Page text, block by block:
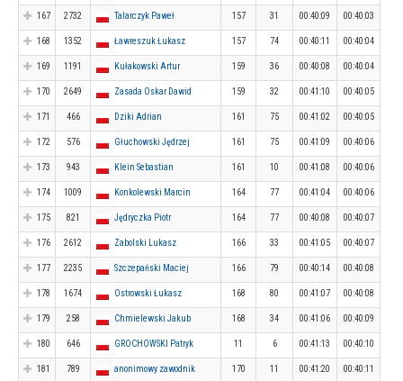
167 2732 Talarczyk Paweł 157 31 00:40:09 00:40:03
168 1352 Ławreszuk Łukasz 157 74 00:40:11 00:40:04
169 1191 Kułakowski Artur 159 36 00:40:08 00:40:04
170 2649 Zasada Oskar Dawid 159 32 00:41:10 00:40:05
171 466 Dziki Adrian 161 75 00:41:02 00:40:05
172 576 Głuchowski Jędrzej 161 75 00:41:09 00:40:06
173 943 Klein Sebastian 161 10 00:41:08 00:40:06
174 1009 Konkolewski Marcin 164 77 00:41:04 00:40:06
175 821 Jędryczka Piotr 164 77 00:40:08 00:40:07
176 2612 Zabolski Lukasz 166 33 00:41:05 00:40:07
177 2235 Szczepański Maciej 166 79 00:40:14 00:40:08
178 1674 Ostrowski Łukasz 168 80 00:41:07 00:40:08
179 258 Chmielewski Jakub 168 34 00:41:06 00:40:09
180 646 GROCHOWSKI Patryk 11 6 00:41:13 00:40:10
181 789 anonimowy zawodnik 170 11 00:41:20 00:40:11